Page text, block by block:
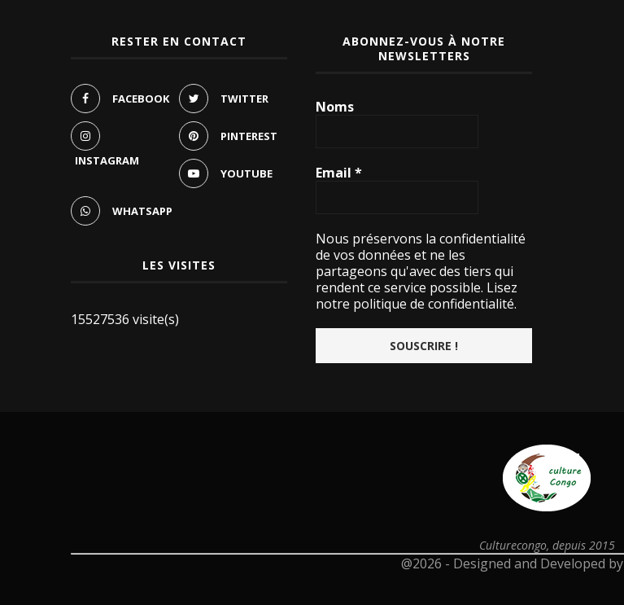
RESTER EN CONTACT
FACEBOOK TWITTER
INSTAGRAM
PINTEREST
YOUTUBE
WHATSAPP
LES VISITES
15527536 visite(s)
ABONNEZ-VOUS À NOTRE
NEWSLETTERS
Noms
Email*
Nous préservons la confidentialité
de vos données et ne les
partageons qu'avec des tiers qui
rendent ce service possible. Lisez
notre politique de confidentialité.
Culturecongo, depuis 2015
@2026 - Designed and Developed by